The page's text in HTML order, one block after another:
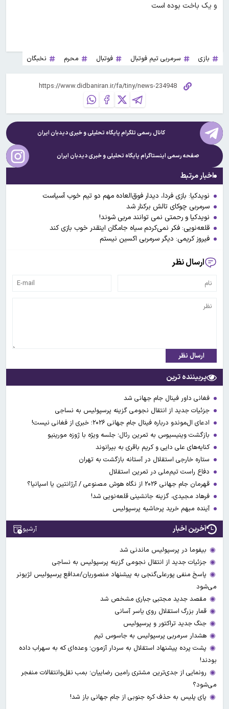
و یک باخت بوده است
بازی سرمربی تیم فوتبال فوتبال محرم نخبگان
کانال رسمی تلگرام پایگاه تحلیلی و خبریدیدبان ایران
صفحه رسمی اینستاگرام پایگاه تحلیلی و خبریدیدبان ایران
اخبار مرتبط
نویدکیا: بازی فردا، دیدار فوق‌العاده مهم دو تیم خوب آسیاست
سرمربی چوکای تالش برکنار شد
نویدکیا و رحمتی نمی توانند مربی شوند!
قلعه‌نویی: فکر نمی‌کردم سیاه جامگان اینقدر خوب بازی کند
فیروز کریمی‌: دیگر سرمربی اکسین نیستم
ارسال نظر
ارسال نظر
پربیننده ترین
فغانی داور فینال جام جهانی شد
جزئیات جدید از انتقال نجومی گزینه پرسپولیس به نساجی
ادعای ال‌‍موندو درباره فینال جام جهانی ۲۰۲۶؛ خبری از فغانی نیست!
بازگشت وینیسیوس به تمرین رئال؛ جلسه ویژه با ژوزه مورینیو
کنایه‌های علی دایی و کریم باقری به بیرانوند
ستاره خارجی استقلال در آستانه بازگشت به تهران
دفاع راست تیم‌ملی در تمرین استقلال
قهرمان جام جهانی ۲۰۲۶ از نگاه هوش مصنوعی / آرژانتین یا اسپانیا؟
فرهاد مجیدی، گزینه جانشینی قلعه‌نویی شد!
آینده مبهم خرید پرحاشیه پرسپولیس
آخرین اخبار آرشیو
بیفوما در پرسپولیس ماندنی شد
جزئیات جدید از انتقال نجومی گزینه پرسپولیس به نساجی
پاسخ منفی پورعلی‌گنجی به پیشنهاد منصوریان/مدافع پرسپولیس لژیونر
می‌شود
مقصد جدید مجتبی جباری مشخص شد
قمار بزرگ استقلال روی یاسر آسانی
جنگ جدید تراکتور و پرسپولیس
هشدار سرمربی پرسپولیس به جاسوس تیم
پشت پرده پیشنهاد استقلال به سردار آزمون؛ وعده‌ای که به سهراب داده
بودند!
رونمایی از جدی‌ترین مشتری رامین رضاییان؛ بمب نقل‌وانتقالات منفجر
می‌شود؟
پای پلیس به حذف کره جنوبی از جام جهانی باز شد!